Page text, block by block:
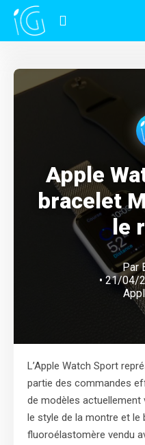
Apple
bracelet
le
Par
• 21/04/
L’Apple Watch Sport
partie des commandes
de modèles actuellement
le style de la montre et le
fluoroélastomère vendu